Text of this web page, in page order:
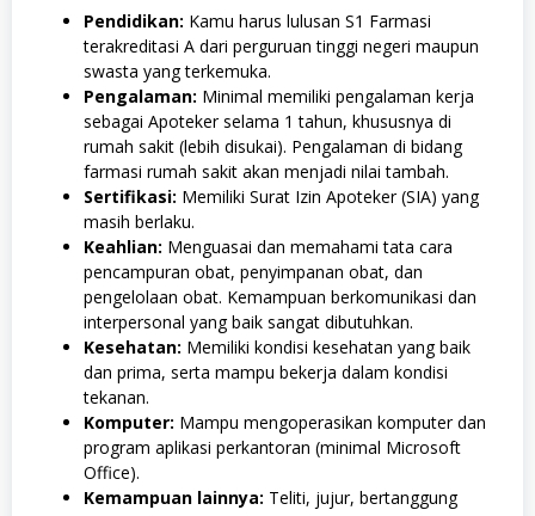
Pendidikan: Kamu harus lulusan S1 Farmasi
terakreditasi A dari perguruan tinggi negeri maupun
swasta yang terkemuka.
Pengalaman: Minimal memiliki pengalaman kerja
sebagai Apoteker selama 1 tahun, khususnya di
rumah sakit (lebih disukai). Pengalaman di bidang
farmasi rumah sakit akan menjadi nilai tambah.
Sertifikasi: Memiliki Surat Izin Apoteker (SIA) yang
masih berlaku.
Keahlian: Menguasai dan memahami tata cara
pencampuran obat, penyimpanan obat, dan
pengelolaan obat. Kemampuan berkomunikasi dan
interpersonal yang baik sangat dibutuhkan.
Kesehatan: Memiliki kondisi kesehatan yang baik
dan prima, serta mampu bekerja dalam kondisi
tekanan.
Komputer: Mampu mengoperasikan komputer dan
program aplikasi perkantoran (minimal Microsoft
Office).
Kemampuan lainnya: Teliti, jujur, bertanggung